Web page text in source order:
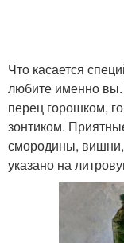
Что касается
любите именно вы.
перец горошком,
зонтиком.
смородины, вишни,
указано на